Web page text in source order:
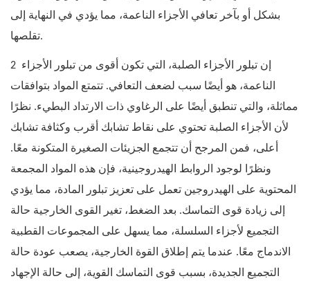
بشكل أو بآخر تعافي الأجزاء الناعمة، مما يؤدي في النهاية إلى
تقلصها.
2
الناعمة، هو أيضًا سبب لضعف التعافي. تتمتع المواد بتوافقات
مماثلة، والتي تنطبق أيضًا على الرغاوي ذات الارتداد البطيء. نظرًا
لأن الأجزاء الصلبة تحتوي على نقاط تشابك أقرب وكثافة تشابك
أعلى، فمن المرجح أن تتجمع الجزيئات الصغيرة المتكونة معًا.
ونظرًا لوجود الروابط الهيدروجينية، فإن هذه المواد المجمعة
المحتوية على الهيدروجين تعمل على تعزيز تبلور المادة، مما يؤدي
إلى زيادة قوى التماسك. بعد الضغط، تغير القوى الخارجية حالة
التجميع لأجزاء السلسلة، مما يسهل على المجموعات القطبية
الاندماج معًا. عندما يتم إطلاق القوة الخارجية، يصعب عودة حالة
التجميع الجديدة، بسبب قوى التماسك القوية، إلى حالة الإجهاد